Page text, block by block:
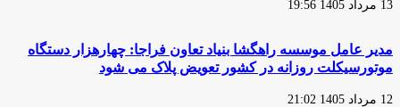
13 مرداد 1405 19:56
مدیر عامل موسسه راهگشا بنیاد تعاون فراجا: چهارهزار دستگاه
موتورسیکلت روزانه در کشور تعویض پلاک می شود
12 مرداد 1405 21:02